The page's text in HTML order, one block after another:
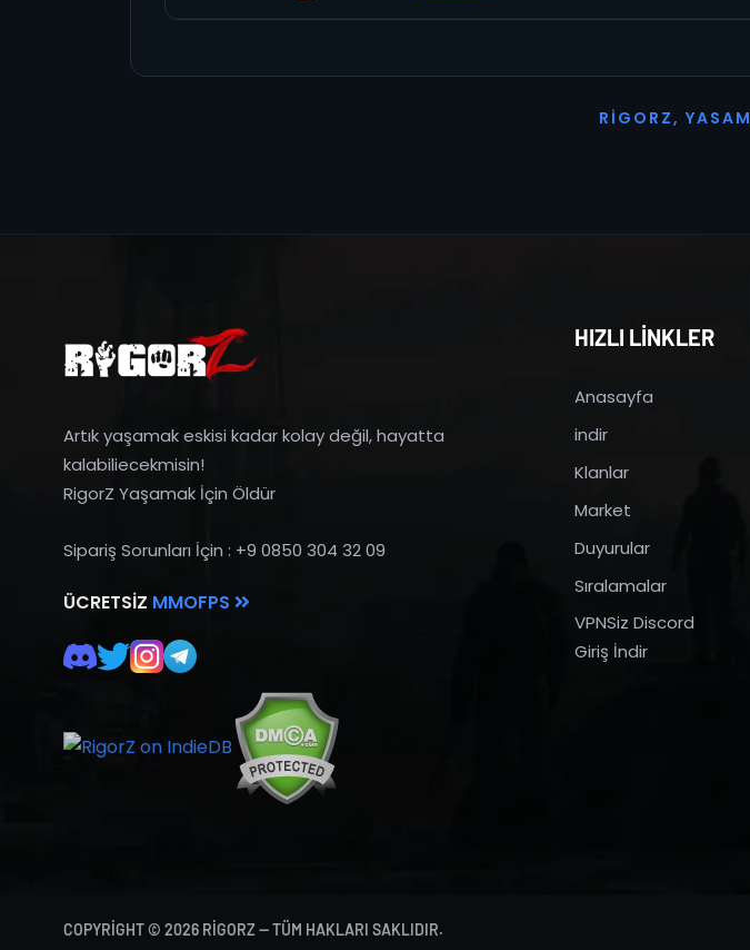
R I G O R Z, YASAM
Artık yaşamak eskisi kadar kolay değil, hayatta
kalabiliecekmisin!
RigorZ Yaşamak İçin Öldür
Sipariş Sorunları İçin : +9 0850 304 32 09
ÜCRETSIZ MMOFPS
HIZLI LİNKLER
Anasayfa
indir
Klanlar
Market
Duyurular
Sıralamalar
VPNSiz Discord
Giriş İndir
COPYRIGHT © 2026 RIGORZ — TÜM HAKLARI SAKLIDIR.